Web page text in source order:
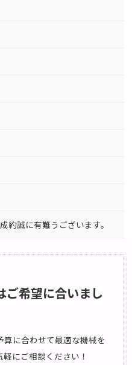
誠に有難うございます。
ご希望に合いまし
に合わせて最適な機械を
にご相談ください！